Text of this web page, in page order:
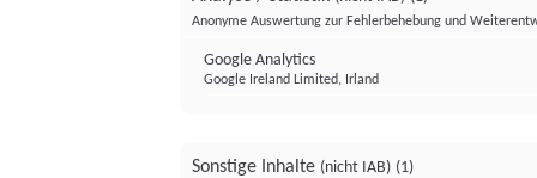
Anonyme Auswertung zur Fehlerbehebung und
Google Analytics
Google Ireland Limited, Irland
Sonstige Inhalte (nicht IAB) (1)